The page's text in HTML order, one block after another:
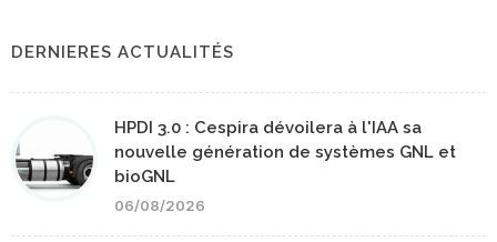
DERNIERES ACTUALITÉS
HPDI 3.0 : Cespira dévoilera à l'IAA sa
nouvelle génération de systèmes GNL et
bioGNL
06/08/2026